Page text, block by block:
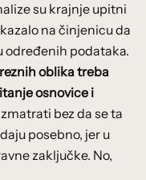
su krajnje upitni
na činjenicu da
određenih podataka.
oblika treba
osnovice i
bez da se ta
posebno, jer u
zaključke. No,